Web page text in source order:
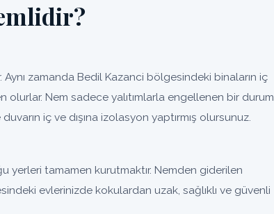
zamanda Bedil Kazanci bölgesindeki binaların iç
Nem sadece yalıtımlarla engellenen bir durum
iç ve dışına izolasyon yaptırmış olursunuz.
yerleri tamamen kurutmaktır. Nemden giderilen
evlerinizde kokulardan uzak, sağlıklı ve güvenli